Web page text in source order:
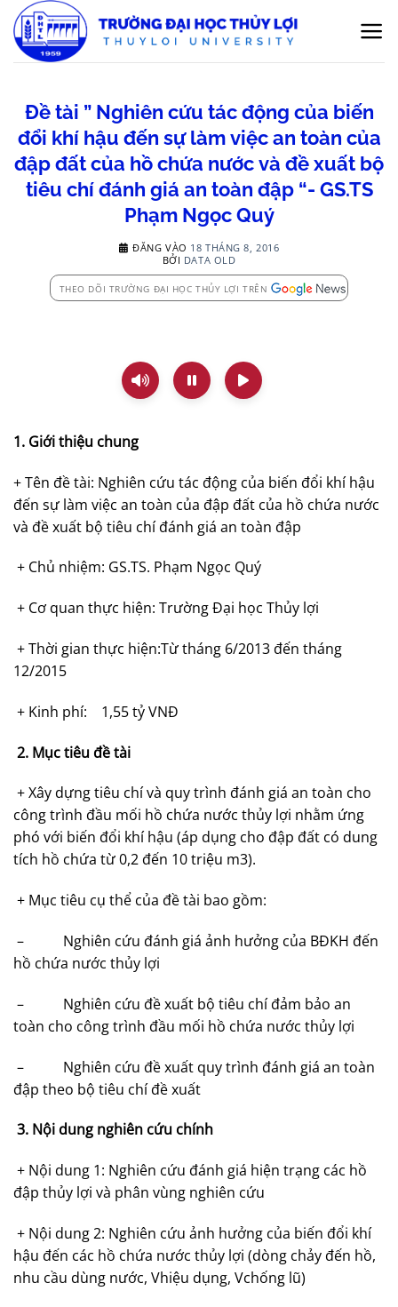
qua
nội
Đề tài ” Nghiên cứu tác động của biến
đổi khí hậu đến sự làm việc an toàn của
đập đất của hồ chứa nước và đề xuất bộ
tiêu chí đánh giá an toàn đập “- GS.TS
Phạm Ngọc Quý
ĐĂNG VÀO 18 THÁNG 8, 2016
BỞI DATA OLD
THEO DÕI TRƯỜNG ĐẠI HỌC THỦY LỢI TRÊN
1. Giới thiệu chung
+ Tên đề tài: Nghiên cứu tác động của biến đổi khí hậu
đến sự làm việc an toàn của đập đất của hồ chứa nước
và đề xuất bộ tiêu chí đánh giá an toàn đập
+ Chủ nhiệm: GS.TS. Phạm Ngọc Quý
+ Cơ quan thực hiện: Trường Đại học Thủy lợi
+ Thời gian thực hiện:Từ tháng 6/2013 đến tháng
12/2015
+ Kinh phí: 1,55 tỷ VNĐ
2. Mục tiêu đề tài
+ Xây dựng tiêu chí và quy trình đánh giá an toàn cho
công trình đầu mối hồ chứa nước thủy lợi nhằm ứng
phó với biến đổi khí hậu (áp dụng cho đập đất có dung
tích hồ chứa từ 0,2 đến 10 triệu m3).
+ Mục tiêu cụ thể của đề tài bao gồm:
– Nghiên cứu đánh giá ảnh hưởng của BĐKH đến
hồ chứa nước thủy lợi
– Nghiên cứu đề xuất bộ tiêu chí đảm bảo an
toàn cho công trình đầu mối hồ chứa nước thủy lợi
– Nghiên cứu đề xuất quy trình đánh giá an toàn
đập theo bộ tiêu chí đề xuất
3. Nội dung nghiên cứu chính
+ Nội dung 1: Nghiên cứu đánh giá hiện trạng các hồ
đập thủy lợi và phân vùng nghiên cứu
+ Nội dung 2: Nghiên cứu ảnh hưởng của biến đổi khí
hậu đến các hồ chứa nước thủy lợi (dòng chảy đến hồ,
nhu cầu dùng nước, Vhiệu dụng, Vchống lũ)